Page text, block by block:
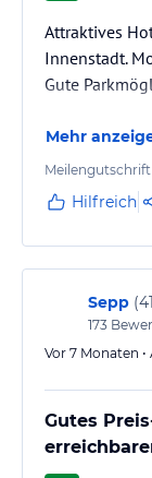
Attraktives
Innenstadt.
Gute
Mehr
Hilfreich
Sepp (
173
Vor 7 Monaten
Gutes